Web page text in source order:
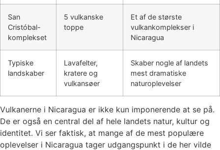
San
Cristóbal-
komplekset
5 vulkanske
toppe
Et af de største
vulkankomplekser i
Nicaragua
Typiske
landskaber
Lavafelter,
kratere og
vulkansøer
Skaber nogle af landets
mest dramatiske
naturoplevelser
Vulkanerne i Nicaragua er ikke kun imponerende at se på.
De er også en central del af hele landets natur, kultur og
identitet. Vi ser faktisk, at mange af de mest populære
oplevelser i Nicaragua tager udgangspunkt i de her vilde